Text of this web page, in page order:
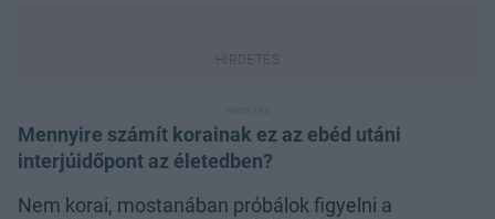
Mennyire számít korainak ez az ebéd utáni
interjúidőpont az életedben?
Nem korai, mostanában próbálok figyelni a